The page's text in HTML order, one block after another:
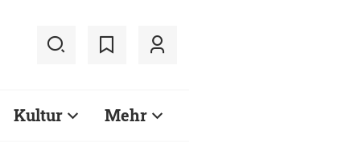
Kultur Mehr